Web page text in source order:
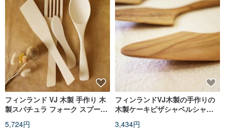
フィンランド VJ 木製 手作り 木
製スパチュラ フォーク スプーン
5,724円
フィンランドVJ木製の手作りの
木製ケーキピザシャベルシャベ
3,434円